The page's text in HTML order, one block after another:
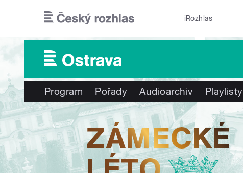
iRozhlas
Program Pořady Audioarchiv Playlisty